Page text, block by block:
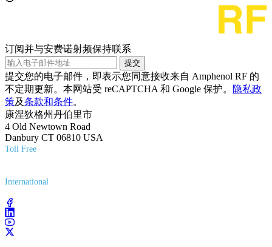
订阅并与安费诺射频保持联系
提交
提交您的电子邮件，即表示您同意接收来自 Amphenol RF 的
不定期更新。本网站受 reCAPTCHA 和 Google 保护。
隐私政
策及条款和条件。
康涅狄格州丹伯里市
4 Old Newtown Road
Danbury CT 06810 USA
Toll Free
International